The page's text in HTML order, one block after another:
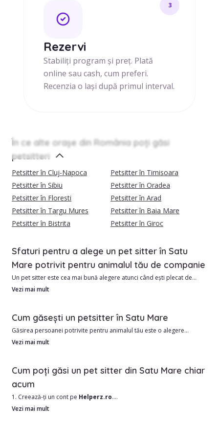
3
Rezervi
Stabiliți program și preț. Plată
online sau cash, cum preferi.
Recenzia o lași după primul interval.
În ce alte orașe din România poți găsi
petsitteri
Petsitter în Cluj-Napoca
Petsitter în Timisoara
Petsitter în Sibiu
Petsitter în Oradea
Petsitter în Floresti
Petsitter în Arad
Petsitter în Targu Mures
Petsitter în Baia Mare
Petsitter în Bistrita
Petsitter în Giroc
Sfaturi pentru a alege un pet sitter în Satu
Mare potrivit pentru animalul tău de companie
Un pet sitter este cea mai bună alegere atunci când ești plecat de
acasă și vrei ca animalul tău să fie în siguranță și să se simtă iubit.
În Satu Mare avem în prezent 5 pet sitteri, gata să ofere grija
personalizată companionului tău.
2. Îngrijire individuală, adaptată temperamentului și nevoilor
animăluțului.
3. Familiaritate cu mediul și rutina zilnică.
4. Posibilitatea de actualizări și poze în timp real.
Vezi mai mult
Cum găsești un petsitter în Satu Mare
Găsirea persoanei potrivite pentru animalul tău este o alegere
importantă. Ai nevoie de cineva responsabil, blând și cu experiență în
Cel mai bun mod de a găsi un pet sitter în Satu Mare sau în apropiere
este să filtrezi atent opțiunile disponibile.
Ce ar trebui să iei în calcul:
Vezi mai mult
Cum poți găsi un pet sitter din Satu Mare chiar
acum
1. Creează-ți un cont pe Helperz.ro.
2. Selectează orașul Satu Mare și alte criterii importante (tip animal,
Vezi mai mult